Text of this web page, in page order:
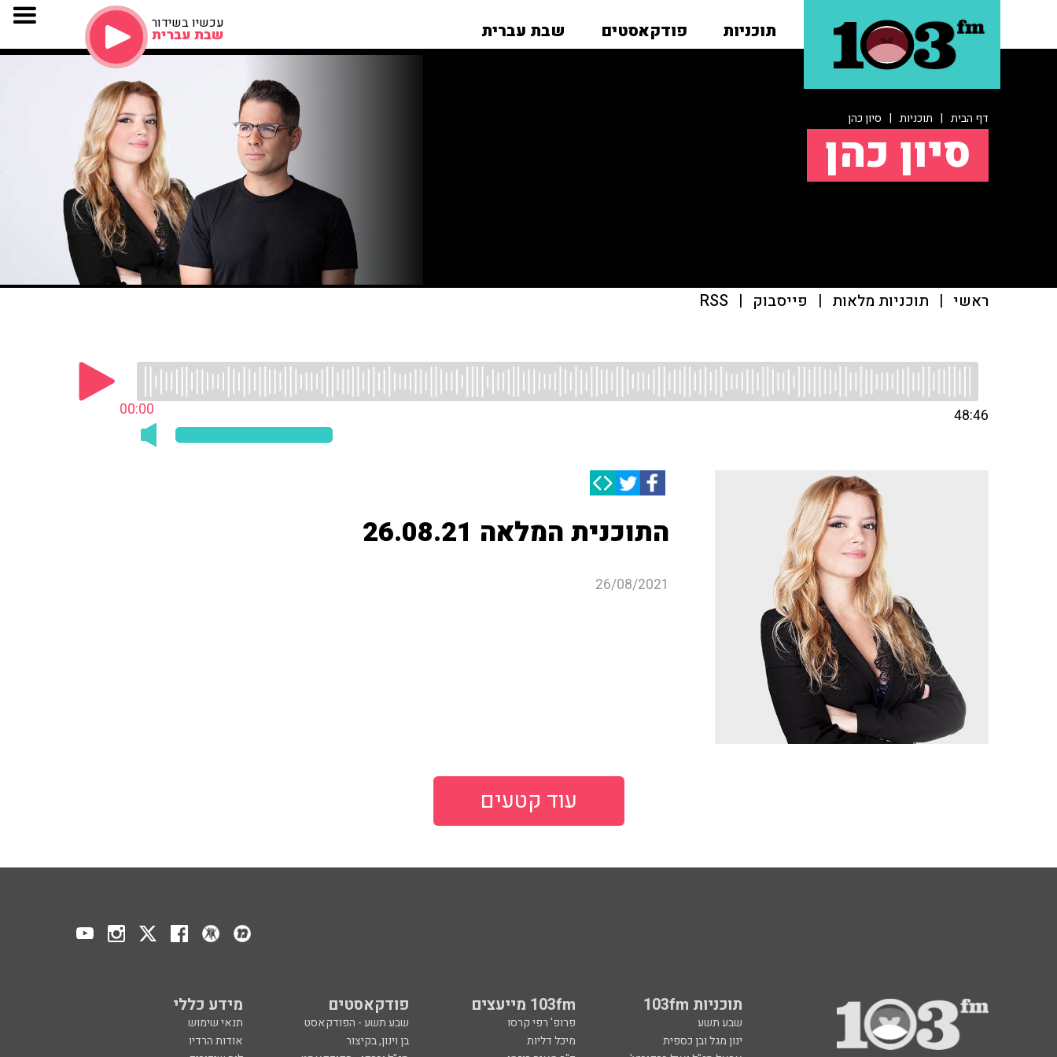
תוכניות פודקאסטים שבת עברית עכשיו בשידור
שבת עברית
דף הבית | תוכניות | סיון כהן
סיון כהן
ראשי | תוכניות מלאות | פייסבוק |
RSS
00:00 48:46
התוכנית המלאה 26.08.21
26/08/2021
עוד קטעים
תוכניות 103fm 103fm מייעצים פודקאסטים מידע כללי
שבע תשע פרופ' רפי קרסו שבע תשע - הפודקאסט
תנאי שימוש
ינון מגל ובן כספית
מיכל דליות בן וינון, בקיצור
אודות הרדיו